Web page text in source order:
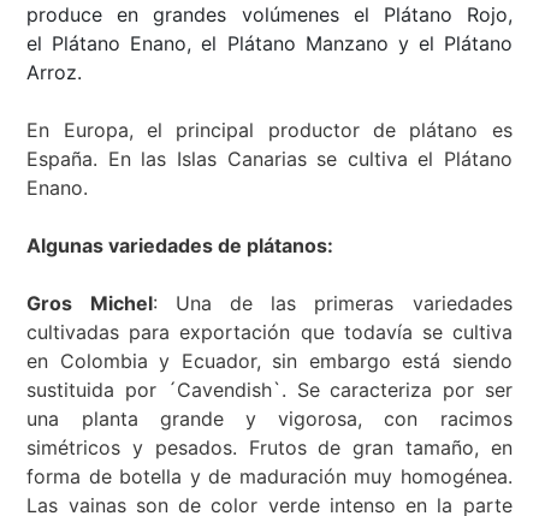
produce en grandes volúmenes el Plátano Rojo,
el Plátano Enano, el Plátano Manzano y el Plátano
Arroz.
En Europa, el principal productor de plátano es
España. En las Islas Canarias se cultiva el Plátano
Enano.
Algunas variedades de plátanos:
Gros Michel:
Una de las primeras variedades
cultivadas para exportación que todavía se cultiva
en Colombia y Ecuador, sin embargo está siendo
sustituida por ´Cavendish`. Se caracteriza por ser
una planta grande y vigorosa, con racimos
simétricos y pesados. Frutos de gran tamaño, en
forma de botella y de maduración muy homogénea.
Las vainas son de color verde intenso en la parte